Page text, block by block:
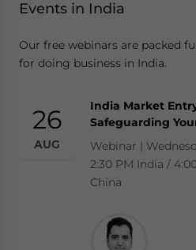
Events in India
Our free webinars are packed
for doing business in India.
26
AUG
India Market
Safeguarding
Webinar |
2:30 PM India /
China